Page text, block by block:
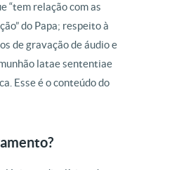
“tem relação com as
do Papa; respeito à
de gravação de áudio e
latae sententiae
Esse é o conteúdo do